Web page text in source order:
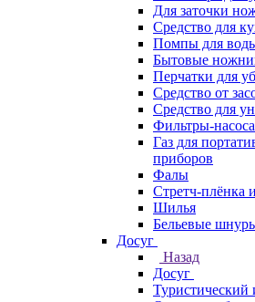
Для заточки
Средство для
Помпы для
Бытовые
Перчатки для
Средство от
Средство для
Фильтры-насоса
Газ для
приборов
Фалы
Стретч-плёнка
Шилья
Бельевые
Досуг
Назад
Досуг
Туристический